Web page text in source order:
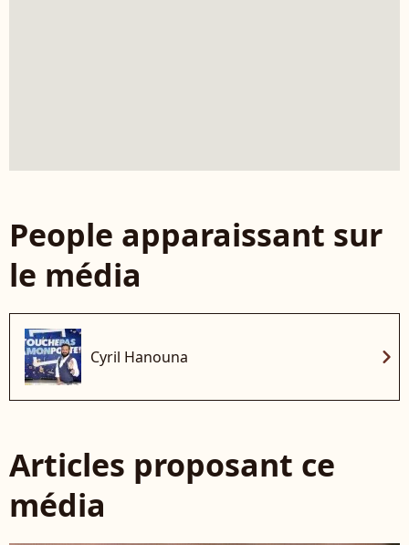
People apparaissant sur
le média
Cyril Hanouna chevron_right
Articles proposant ce
média